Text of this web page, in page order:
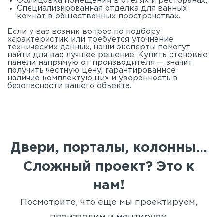
Специализированная отделка для ванных
комнат в общественных пространствах.
Если у вас возник вопрос по подбору
характеристик или требуется уточнение
технических данных, наши эксперты помогут
найти для вас лучшее решение. Купить стеновые
панели напрямую от производителя — значит
получить честную цену, гарантированное
наличие комплектующих и уверенность в
безопасности вашего объекта.
Двери, порталы, колонны...
Сложный проект? Это к
нам!
Посмотрите, что еще мы проектируем,